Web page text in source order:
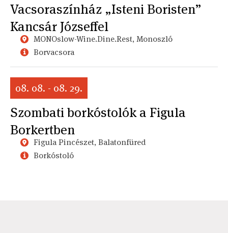
Vacsoraszínház „Isteni Boristen”
Kancsár Józseffel
MONOslow-Wine.Dine.Rest, Monoszló
Borvacsora
08. 08. - 08. 29.
Szombati borkóstolók a Figula
Borkertben
Figula Pincészet, Balatonfüred
Borkóstoló